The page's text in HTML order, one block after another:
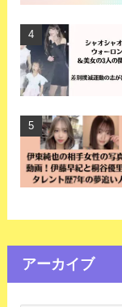
アーカイブ